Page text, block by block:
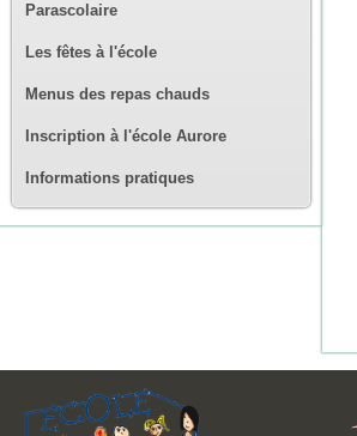
Parascolaire
Les fêtes à l'école
Menus des repas chauds
Inscription à l'école Aurore
Informations pratiques